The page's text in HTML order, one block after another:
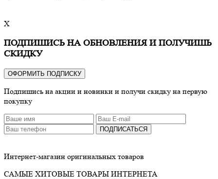
X
ПОДПИШИСЬ НА ОБНОВЛЕНИЯ И ПОЛУЧИШЬ
СКИДКУ
ОФОРМИТЬ ПОДПИСКУ
Подпишись на акции и новинки и получи скидку на первую
покупку
ПОДПИСАТЬСЯ
Интернет-магазин оригинальных товаров
САМЫЕ ХИТОВЫЕ ТОВАРЫ ИНТЕРНЕТА